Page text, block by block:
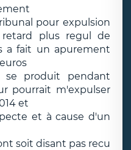
pour expulsion
plus regul de
a fait un apurement
produit pendant
pourrait m'expulser
et
et à cause d'un
soit disant pas recu